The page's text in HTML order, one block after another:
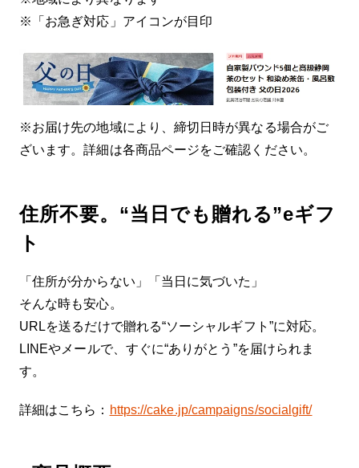
※「お急ぎ対応」アイコンが目印
※お届け先の地域により、締切日時が異なる場合がご
ざいます。詳細は各商品ページをご確認ください。
住所不要。“当日でも贈れる”eギフ
ト
「住所が分からない」「当日に気づいた」
そんな時も安心。
URLを送るだけで贈れる“ソーシャルギフト”に対応。
LINEやメールで、すぐに“ありがとう”を届けられま
す。
詳細はこちら： https://cake.jp/campaigns/socialgift/